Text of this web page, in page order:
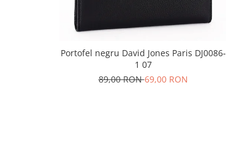
Portofel negru David Jones Paris DJ0086-
1 07
89,00 RON69,00 RON